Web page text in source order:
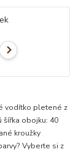
vodítko pletené z
obojku: 40
kroužky
Vyberte si z